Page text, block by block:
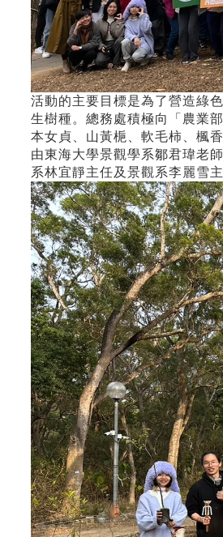
活動的主要目標是為了營造綠
生樹種。總務處積極向「農業
本女貞、山黃梔、軟毛柿、楓
由東海大學景觀學系鄒君瑋老
系林宜靜主任及景觀系李麗雪